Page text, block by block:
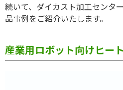
続いて、ダイカスト加工センタ
品事例をご紹介いたします。
産業用ロボット向けヒー